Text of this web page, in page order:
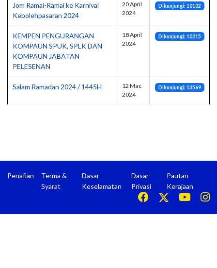
Jom Ramai-Ramai ke Karnival
Kebolehpasaran 2024
20 April
2024
Dikunjungi: 10102
KEMPEN PENGURANGAN
KOMPAUN SPUK, SPLK DAN
KOMPAUN JABATAN
PELESENAN
18 April
2024
Dikunjungi: 10015
Salam Ramadan 2024 / 1445H
12 Mac
2024
Dikunjungi: 13569
Penafian
Terma &
Syarat
Dasar
Keselamatan
Dasar
Privasi
Pautan
Kerajaan